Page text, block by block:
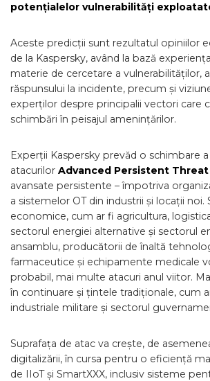
potențialelor vulnerabilități
Aceste predicții sunt rezultatul opiniilor
de la Kaspersky, având la bază
materie de cercetare a vulnerabilităților,
răspunsului la incidente, precum și
experților despre principalii vectori care
schimbări în peisajul amenințărilor.
Experții Kaspersky prevăd o schimbare
atacurilor Advanced Persistent Threat
avansate persistente – împotriva
a sistemelor OT din industrii și locații noi.
economice, cum ar fi agricultura,
sectorul energiei alternative și sectorul
ansamblu, producătorii de înaltă
farmaceutice și echipamente medicale
probabil, mai multe atacuri anul viitor.
în continuare și țintele tradiționale, cum
industriale militare și sectorul
Suprafața de atac va crește, de
digitalizării, în cursa pentru o eficiență
de IIoT și SmartXXX, inclusiv sisteme